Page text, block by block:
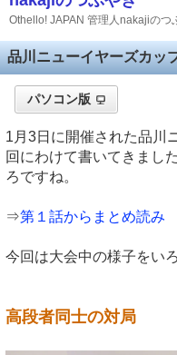
Othello! JAPAN 管理人nakajiのつ
品川ニューイヤーズカッ
パソコン版
1月3日に開催された品川
回にわけて書いてきまし
ろですね。
⇒第１話からまとめ読み
今回は大会中の様子をい
高段者同士の対局